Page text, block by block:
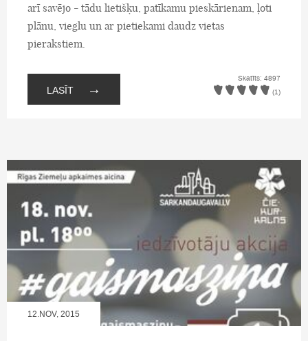
arī savējo - tādu lietišķu, patīkamu pieskārienam, ļoti
plānu, vieglu un ar pietiekami daudz vietas
pierakstiem.
LASĪT →
Skatīts: 4897
(1)
12.NOV, 2015